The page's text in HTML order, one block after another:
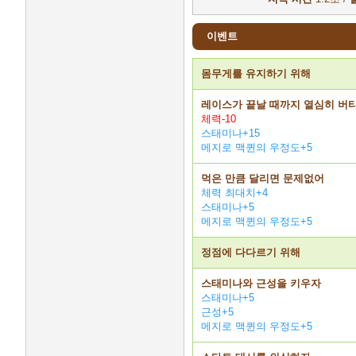
이벤트
몸무게를 유지하기 위해
레이스가 끝날 때까지 열심히 버
체력-10
스태미나+15
메지로 맥퀸의 우정도+5
먹은 만큼 달리면 문제없어
체력 최대치+4
스태미나+5
메지로 맥퀸의 우정도+5
정점에 다다르기 위해
스태미나와 근성을 키우자
스태미나+5
근성+5
메지로 맥퀸의 우정도+5